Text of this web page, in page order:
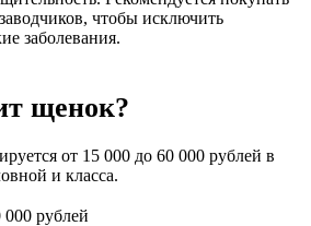
чтобы исключить
заболевания.
щенок?
от 15 000 до 60 000 рублей в
и класса.
000 рублей